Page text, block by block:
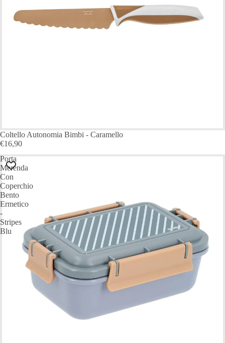
Coltello Autonomia Bimbi - Caramello
€16,90
Porta
Merenda
Con
Coperchio
Bento
Ermetico
-
Stripes
Blu